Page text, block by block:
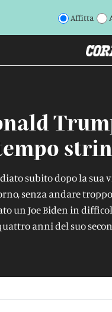
Affitta
subito dopo la sua
senza andare
un Joe Biden in
anni del suo